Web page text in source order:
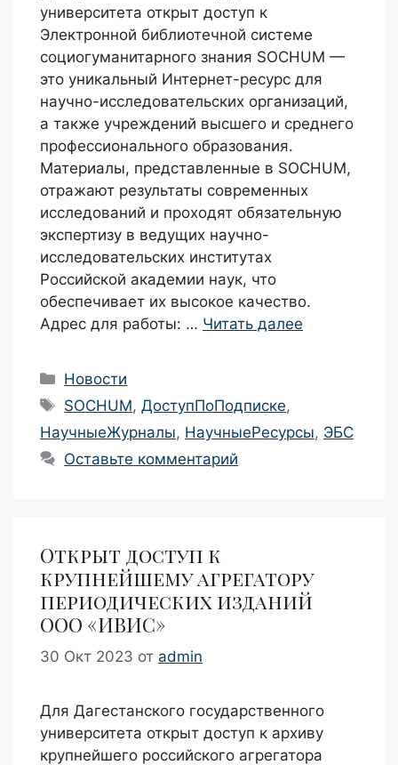
университета открыт доступ к
Электронной библиотечной системе
социогуманитарного знания SOCHUM —
это уникальный Интернет-ресурс для
научно-исследовательских организаций,
а также учреждений высшего и среднего
профессионального образования.
Материалы, представленные в SOCHUM,
отражают результаты современных
исследований и проходят обязательную
экспертизу в ведущих научно-
исследовательских институтах
Российской академии наук, что
обеспечивает их высокое качество.
Адрес для работы: … Читать далее
Рубрики
Новости
Метки
SOCHUM,ДоступПоПодписке,
НаучныеЖурналы, НаучныеРесурсы, ЭБС
Оставьте комментарий
Открыт доступ к
крупнейшему агрегатору
периодических изданий
ООО «ИВИС»
30 Окт 2023 от admin
Для Дагестанского государственного
университета открыт доступ к архиву
крупнейшего российского агрегатора